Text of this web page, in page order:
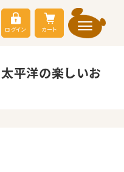
ログイン カート
平洋の楽しいお